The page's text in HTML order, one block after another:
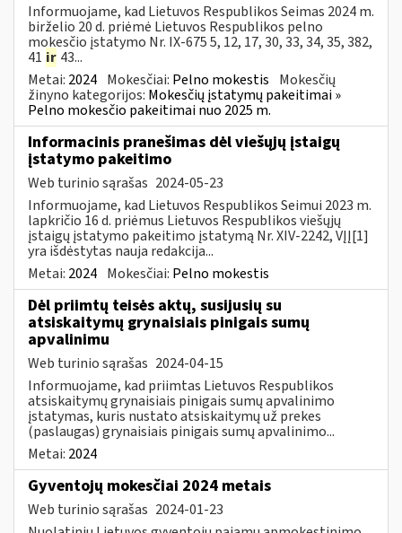
Informuojame, kad Lietuvos Respublikos Seimas 2024 m.
birželio 20 d. priėmė Lietuvos Respublikos pelno
mokesčio įstatymo Nr. IX-675 5, 12, 17, 30, 33, 34, 35, 382,
41 ir 43...
Metai: 2024 Mokesčiai: Pelno mokestis Mokesčių
žinyno kategorijos: Mokesčių įstatymų pakeitimai »
Pelno mokesčio pakeitimai nuo 2025 m.
Informacinis pranešimas dėl viešųjų įstaigų
įstatymo pakeitimo
Web turinio sąrašas 2024-05-23
Informuojame, kad Lietuvos Respublikos Seimui 2023 m.
lapkričio 16 d. priėmus Lietuvos Respublikos viešųjų
įstaigų įstatymo pakeitimo įstatymą Nr. XIV-2242, VĮĮ[1]
yra išdėstytas nauja redakcija...
Metai: 2024 Mokesčiai: Pelno mokestis
Dėl priimtų teisės aktų, susijusių su
atsiskaitymų grynaisiais pinigais sumų
apvalinimu
Web turinio sąrašas 2024-04-15
Informuojame, kad priimtas Lietuvos Respublikos
atsiskaitymų grynaisiais pinigais sumų apvalinimo
įstatymas, kuris nustato atsiskaitymų už prekes
(paslaugas) grynaisiais pinigais sumų apvalinimo...
Metai: 2024
Gyventojų mokesčiai 2024 metais
Web turinio sąrašas 2024-01-23